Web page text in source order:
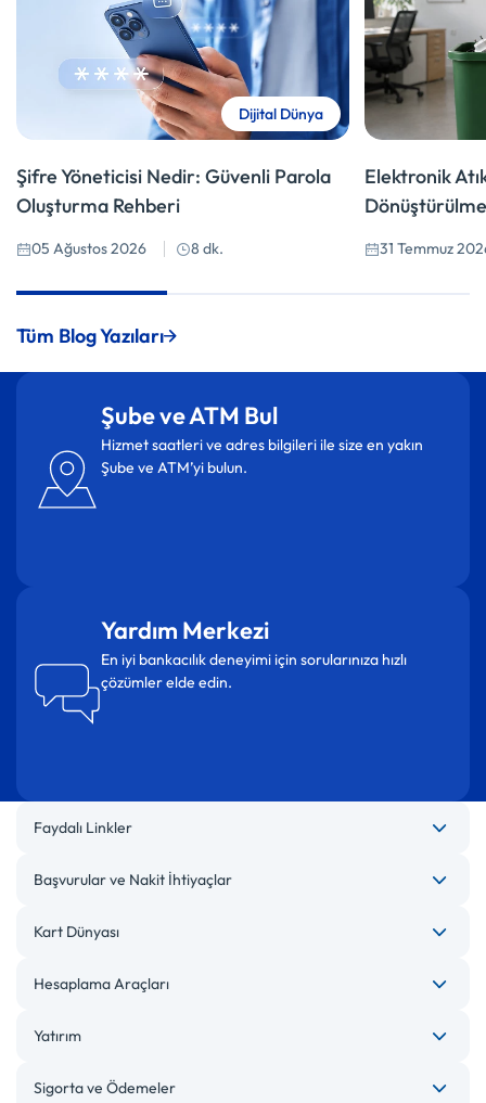
Dijital Dünya
05 Ağustos 2026 8 dk.
Şifre Yöneticisi Nedir: Güvenli Parola
Oluşturma Rehberi
31 Temmuz
Elektronik
Tüm Blog Yazıları
Şube ve ATM Bul
Hizmet saatleri ve adres bilgileri ile size en yakın
Şube ve ATM’yi bulun.
Yardım Merkezi
En iyi bankacılık deneyimi için sorularınıza hızlı
çözümler elde edin.
Faydalı Linkler
Başvurular ve Nakit İhtiyaçlar
Kart Dünyası
Hesaplama Araçları
Yatırım
Sigorta ve Ödemeler